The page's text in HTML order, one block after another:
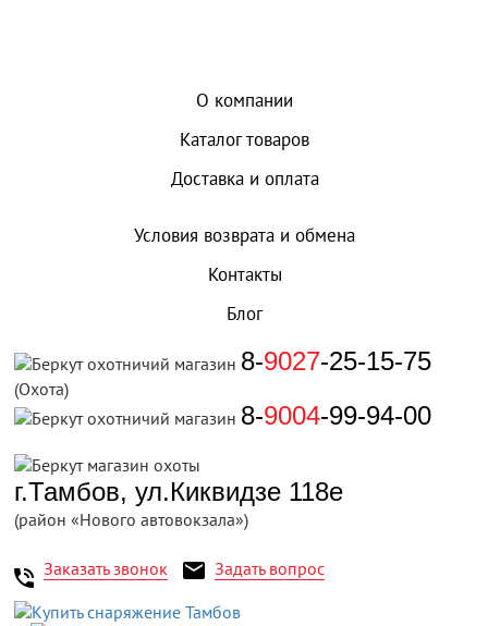
О компании
Каталог товаров
Доставка и оплата
Условия возврата и обмена
Контакты
Блог
8-9027-25-15-75
(Охота)
8-9004-99-94-00
г.Тамбов, ул.Киквидзе 118е
(район «Нового автовокзала»)
Заказать звонок Задать вопрос